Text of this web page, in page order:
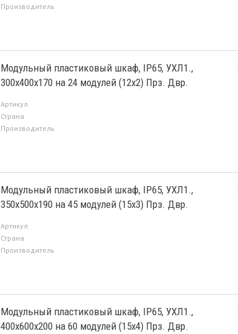
Производитель
Модульный пластиковый шкаф, IP65, УХЛ1.,
300х400х170 на 24 модулей (12х2) Прз. Двр.
Артикул
Страна
Производитель
Модульный пластиковый шкаф, IP65, УХЛ1.,
350х500х190 на 45 модулей (15х3) Прз. Двр.
Артикул
Страна
Производитель
Модульный пластиковый шкаф, IP65, УХЛ1.,
400х600х200 на 60 модулей (15х4) Прз. Двр.